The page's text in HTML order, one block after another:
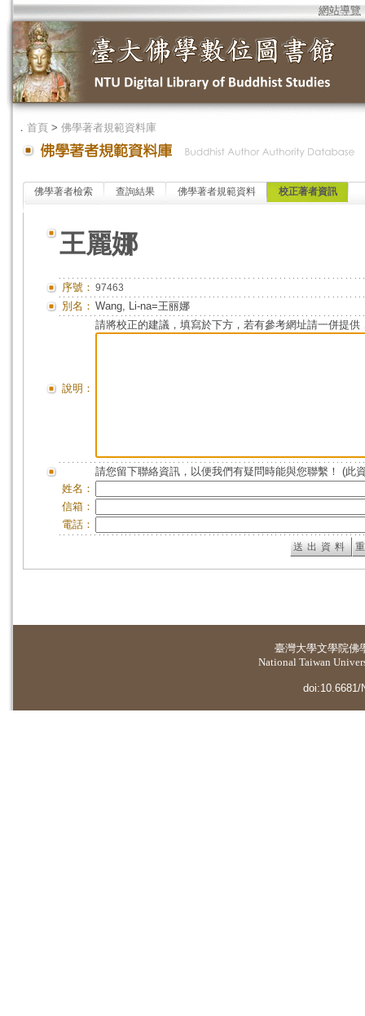
網站導覽
． 首頁 > 佛學著者規範資料庫
佛學著者檢索 查詢結果 佛學著者規範資料 校正著者資訊
王麗娜
序號： 97463
別名： Wang, Li-na=王丽娜
說明：
請將校正的建議，填寫於下方，若有參考網址請一併提供
請您留下聯絡資訊，以便我們有疑問時能與您聯繫！ (此
姓名：
信箱：
電話：
臺灣大學文學院佛
National Taiwan
doi:10.6681/